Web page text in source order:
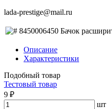
lada-prestige@mail.ru
8450006450 Бачок
Описание
Характеристики
Подобный товар
Тестовый товар
9 ₽
шт